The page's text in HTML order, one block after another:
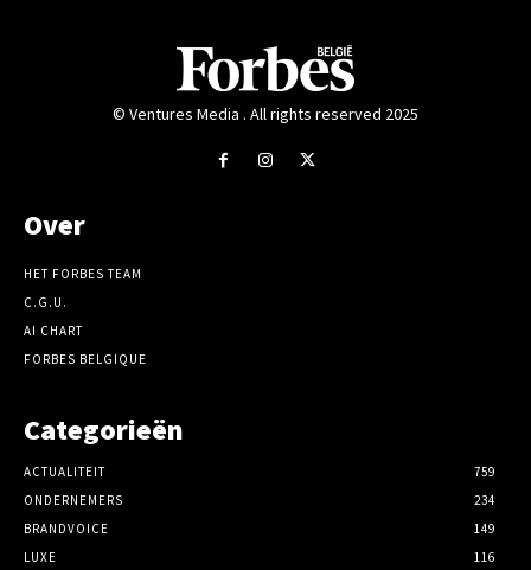
© Ventures Media . All rights reserved 2025
Over
HET FORBES TEAM
C.G.U.
AI CHART
FORBES BELGIQUE
Categorieën
ACTUALITEIT
759
ONDERNEMERS
234
BRANDVOICE
149
LUXE
116